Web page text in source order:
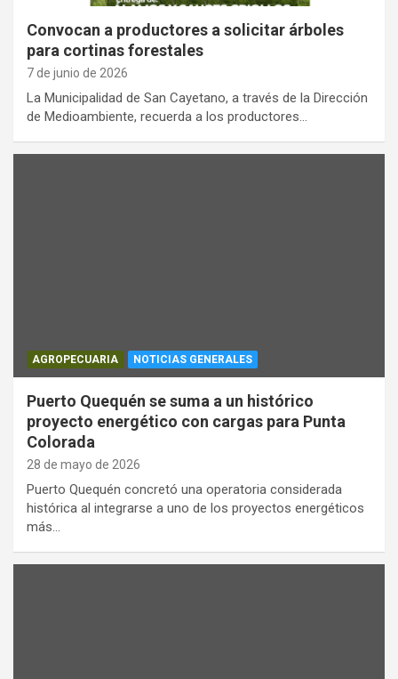
Convocan a productores a solicitar árboles
para cortinas forestales
7 de junio de 2026
La Municipalidad de San Cayetano, a través de la Dirección
de Medioambiente, recuerda a los productores…
AGROPECUARIA NOTICIAS GENERALES
Puerto Quequén se suma a un histórico
proyecto energético con cargas para Punta
Colorada
28 de mayo de 2026
Puerto Quequén concretó una operatoria considerada
histórica al integrarse a uno de los proyectos energéticos
más…